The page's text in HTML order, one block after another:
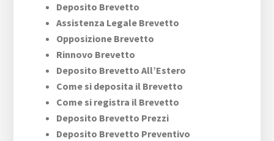
Deposito Brevetto
Assistenza Legale Brevetto
Opposizione Brevetto
Rinnovo Brevetto
Deposito Brevetto All’Estero
Come si deposita il Brevetto
Come si registra il Brevetto
Deposito Brevetto Prezzi
Deposito Brevetto Preventivo